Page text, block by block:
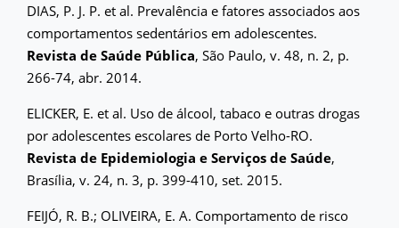
DIAS, P. J. P. et al. Prevalência e fatores associados aos
comportamentos sedentários em adolescentes.
Revista de Saúde Pública, São Paulo, v. 48, n. 2, p.
266-74, abr. 2014.
ELICKER, E. et al. Uso de álcool, tabaco e outras drogas
por adolescentes escolares de Porto Velho-RO.
Revista de Epidemiologia e Serviços de Saúde,
Brasília, v. 24, n. 3, p. 399-410, set. 2015.
FEIJÓ, R. B.; OLIVEIRA, E. A. Comportamento de risco